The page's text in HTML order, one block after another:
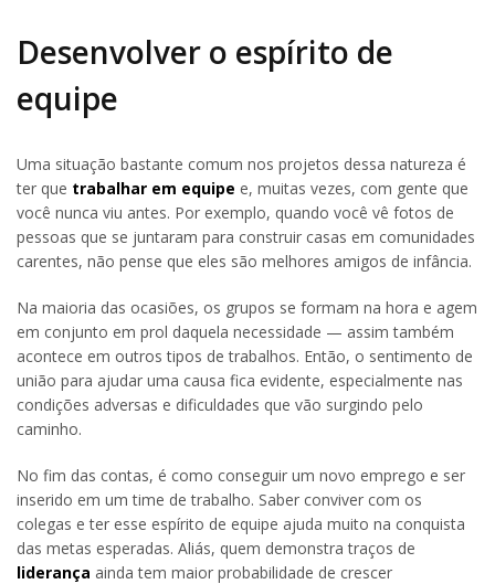
Desenvolver o espírito de
equipe
Uma situação bastante comum nos projetos dessa natureza é
ter que trabalhar em equipe e, muitas vezes, com gente que
você nunca viu antes. Por exemplo, quando você vê fotos de
pessoas que se juntaram para construir casas em comunidades
carentes, não pense que eles são melhores amigos de infância.
Na maioria das ocasiões, os grupos se formam na hora e agem
em conjunto em prol daquela necessidade — assim também
acontece em outros tipos de trabalhos. Então, o sentimento de
união para ajudar uma causa fica evidente, especialmente nas
condições adversas e dificuldades que vão surgindo pelo
caminho.
No fim das contas, é como conseguir um novo emprego e ser
inserido em um time de trabalho. Saber conviver com os
colegas e ter esse espírito de equipe ajuda muito na conquista
das metas esperadas. Aliás, quem demonstra traços de
liderança ainda tem maior probabilidade de crescer